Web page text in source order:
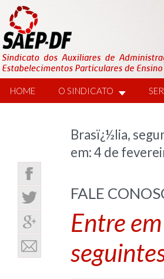
HOME O SINDICATO
Brasï¿½lia,
em: 4 de
FALE
Entre